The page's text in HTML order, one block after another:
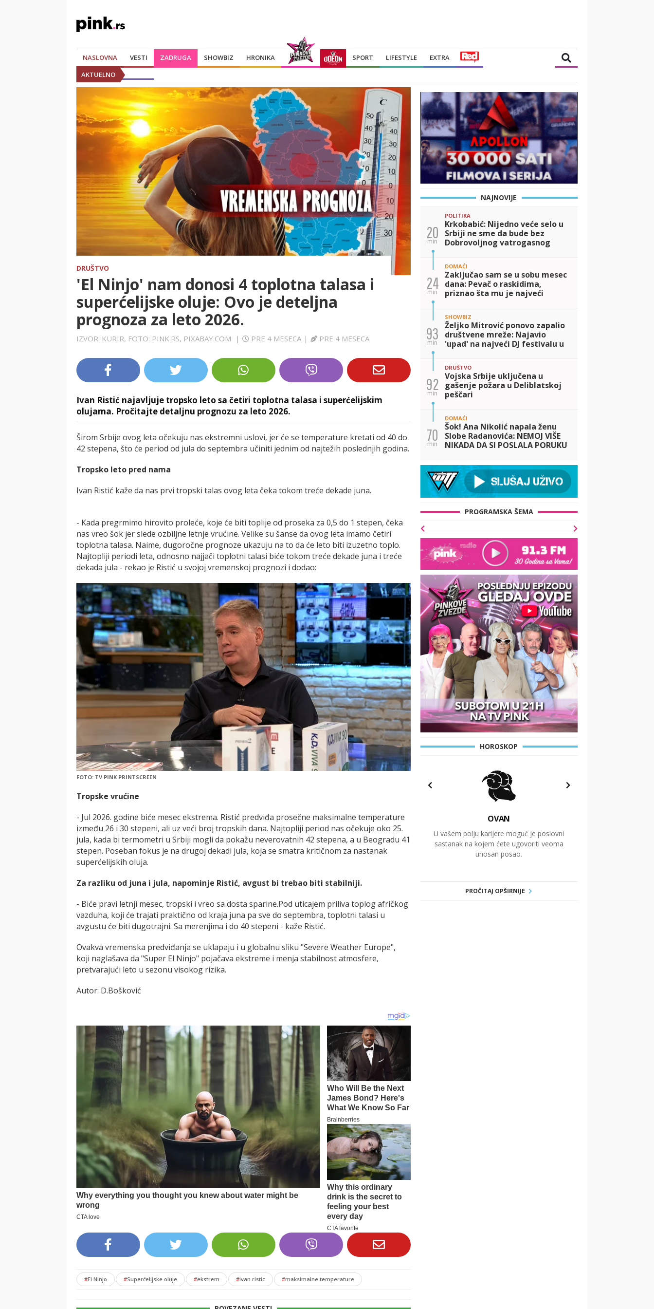
NASLOVNA VESTI ZADRUGA SHOWBIZ HRONIKA SPORT LIFESTYLE
EXTRA
AKTUELNO
DRUŠTVO
'El Ninjo' nam donosi 4 toplotna talasa i
superćelijske oluje: Ovo je deteljna
prognoza za leto 2026.
IZVOR: KURIR, FOTO: PINK.RS, PIXABAY.COM | PRE 4 MESECA | PRE 4 MESECA
Ivan Ristić najavljuje tropsko leto sa četiri toplotna talasa i superćelijskim
olujama. Pročitajte detaljnu prognozu za leto 2026.
Širom Srbije ovog leta očekuju nas ekstremni uslovi, jer će se temperature kretati od 40 do
42 stepena, što će period od jula do septembra učiniti jednim od najtežih poslednjih godina.
Tropsko leto pred nama
Ivan Ristić kaže da nas prvi tropski talas ovog leta čeka tokom treće dekade juna.
- Kada pregrmimo hirovito proleće, koje će biti toplije od proseka za 0,5 do 1 stepen, čeka
nas vreo šok jer slede ozbiljne letnje vrućine. Velike su šanse da ovog leta imamo četiri
toplotna talasa. Naime, dugoročne prognoze ukazuju na to da će leto biti izuzetno toplo.
Najtopliji periodi leta, odnosno najjači toplotni talasi biće tokom treće dekade juna i treće
dekada jula - rekao je Ristić u svojoj vremenskoj prognozi i dodao:
FOTO: TV PINK PRINTSCREEN
Tropske vrućine
- Jul 2026. godine biće mesec ekstrema. Ristić predviđa prosečne maksimalne temperature
između 26 i 30 stepeni, ali uz veći broj tropskih dana. Najtopliji period nas očekuje oko 25.
jula, kada bi termometri u Srbiji mogli da pokažu neverovatnih 42 stepena, a u Beogradu 41
stepen. Poseban fokus je na drugoj dekadi jula, koja se smatra kritičnom za nastanak
superćelijskih oluja.
Za razliku od juna i jula, napominje Ristić, avgust bi trebao biti stabilniji.
- Biće pravi letnji mesec, tropski i vreo sa dosta sparine.Pod uticajem priliva toplog afričkog
vazduha, koji će trajati praktično od kraja juna pa sve do septembra, toplotni talasi u
avgustu će biti dugotrajni. Sa merenjima i do 40 stepeni - kaže Ristić.
Ovakva vremenska predviđanja se uklapaju i u globalnu sliku "Severe Weather Europe",
koji naglašava da "Super El Ninjo" pojačava ekstreme i menja stabilnost atmosfere,
pretvarajući leto u sezonu visokog rizika.
Autor: D.Bošković
#El Ninjo #Superćelijske oluje #ekstrem #ivan ristic #maksimalne temperature
NAJNOVIJE
20
min
POLITIKA
Krkobabić: Nijedno veće selo u
Srbiji ne sme da bude bez
Dobrovoljnog vatrogasnog
24
min
DOMAĆI
Zaključao sam se u sobu mesec
dana: Pevač o raskidima,
priznao šta mu je najveći
93
min
SHOWBIZ
Željko Mitrović ponovo zapalio
društvene mreže: Najavio
'upad' na najveći DJ festivalu u
92
min
DRUŠTVO
Vojska Srbije uključena u
gašenje požara u Deliblatskoj
peščari
70
min
DOMAĆI
Šok! Ana Nikolić napala ženu
Slobe Radanovića: NEMOJ VIŠE
NIKADA DA SI POSLALA PORUKU
PROGRAMSKA ŠEMA
HOROSKOP
OVAN
U vašem polju karijere moguć je poslovni
sastanak na kojem ćete ugovoriti veoma
unosan posao.
PROČITAJ OPŠIRNIJE